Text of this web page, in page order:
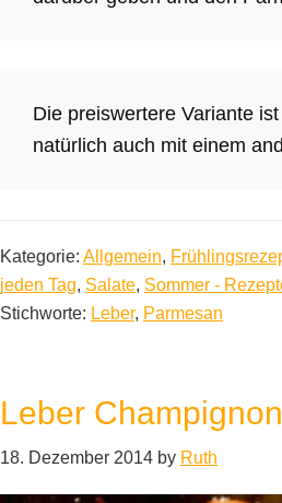
Die preiswertere Variante
natürlich auch mit einem
Kategorie: Allgemein,
jeden Tag, Salate, Sommer -
Stichworte: Leber, Parmesan
Leber
18. Dezember 2014 by Ruth